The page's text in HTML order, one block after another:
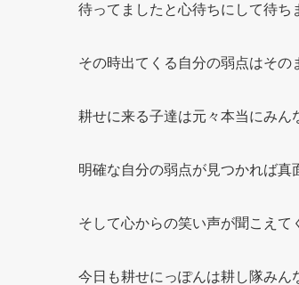
待ってましたと心待ちにして待ち
その時出てくる自分の弱点はそ
耕せに来る子達は元々本当にみん
明確な自分の弱点が見つかれば
そして心からの笑い声が聞こえて
今日も耕せにっぽんは耕し隊みん